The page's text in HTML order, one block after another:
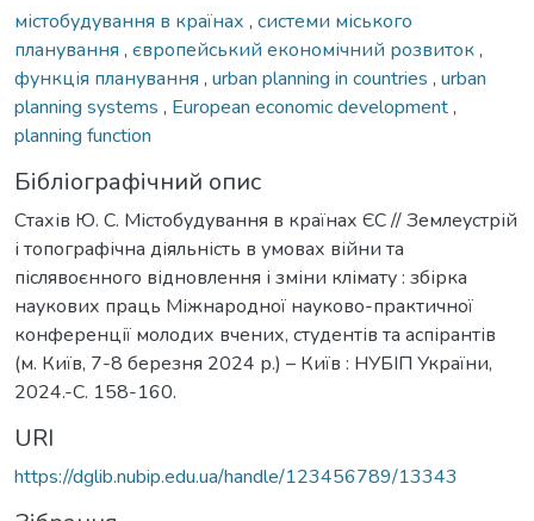
містобудування в країнах , системи міського
планування , європейський економічний розвиток,
функція планування , urban planning in countries , urban
planning systems , European economic development,
planning function
Бібліографічний опис
Стахів Ю. С. Містобудування в країнах ЄС // Землеустрій
і топографічна діяльність в умовах війни та
післявоєнного відновлення і зміни клімату : збірка
наукових праць Міжнародної науково-практичної
конференції молодих вчених, студентів та аспірантів
(м. Київ, 7-8 березня 2024 р.) – Київ : НУБІП України,
2024.-С. 158-160.
URI
https://dglib.nubip.edu.ua/handle/123456789/13343